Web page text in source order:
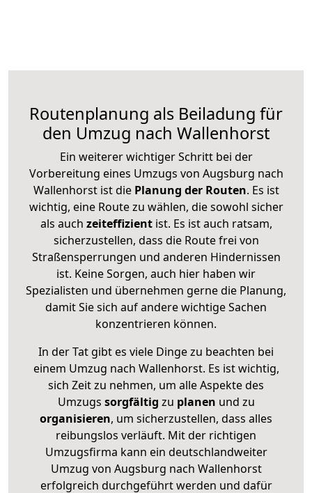
Routenplanung als Beiladung für
den Umzug nach Wallenhorst
Ein weiterer wichtiger Schritt bei der
Vorbereitung eines Umzugs von Augsburg nach
Wallenhorst ist diePlanung der Routen. Es ist
wichtig, eine Route zu wählen, die sowohl sicher
als auch zeiteffizientist. Es ist auch ratsam,
sicherzustellen, dass die Route frei von
Straßensperrungen und anderen Hindernissen
ist. Keine Sorgen, auch hier haben wir
Spezialisten und übernehmen gerne die Planung,
damit Sie sich auf andere wichtige Sachen
konzentrieren können.
In der Tat gibt es viele Dinge zu beachten bei
einem Umzug nach Wallenhorst. Es ist wichtig,
sich Zeit zu nehmen, um alle Aspekte des
Umzugs sorgfältig zu planen und zu
organisieren, um sicherzustellen, dass alles
reibungslos verläuft. Mit der richtigen
Umzugsfirma kann ein deutschlandweiter
Umzug von Augsburg nach Wallenhorst
erfolgreich durchgeführt werden und dafür